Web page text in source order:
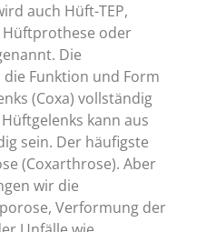
auch Hüft-TEP,
oder
Die
Funktion und Form
(Coxa) vollständig
kann aus
sein. Der häufigste
(Coxarthrose). Aber
wir die
Verformung der